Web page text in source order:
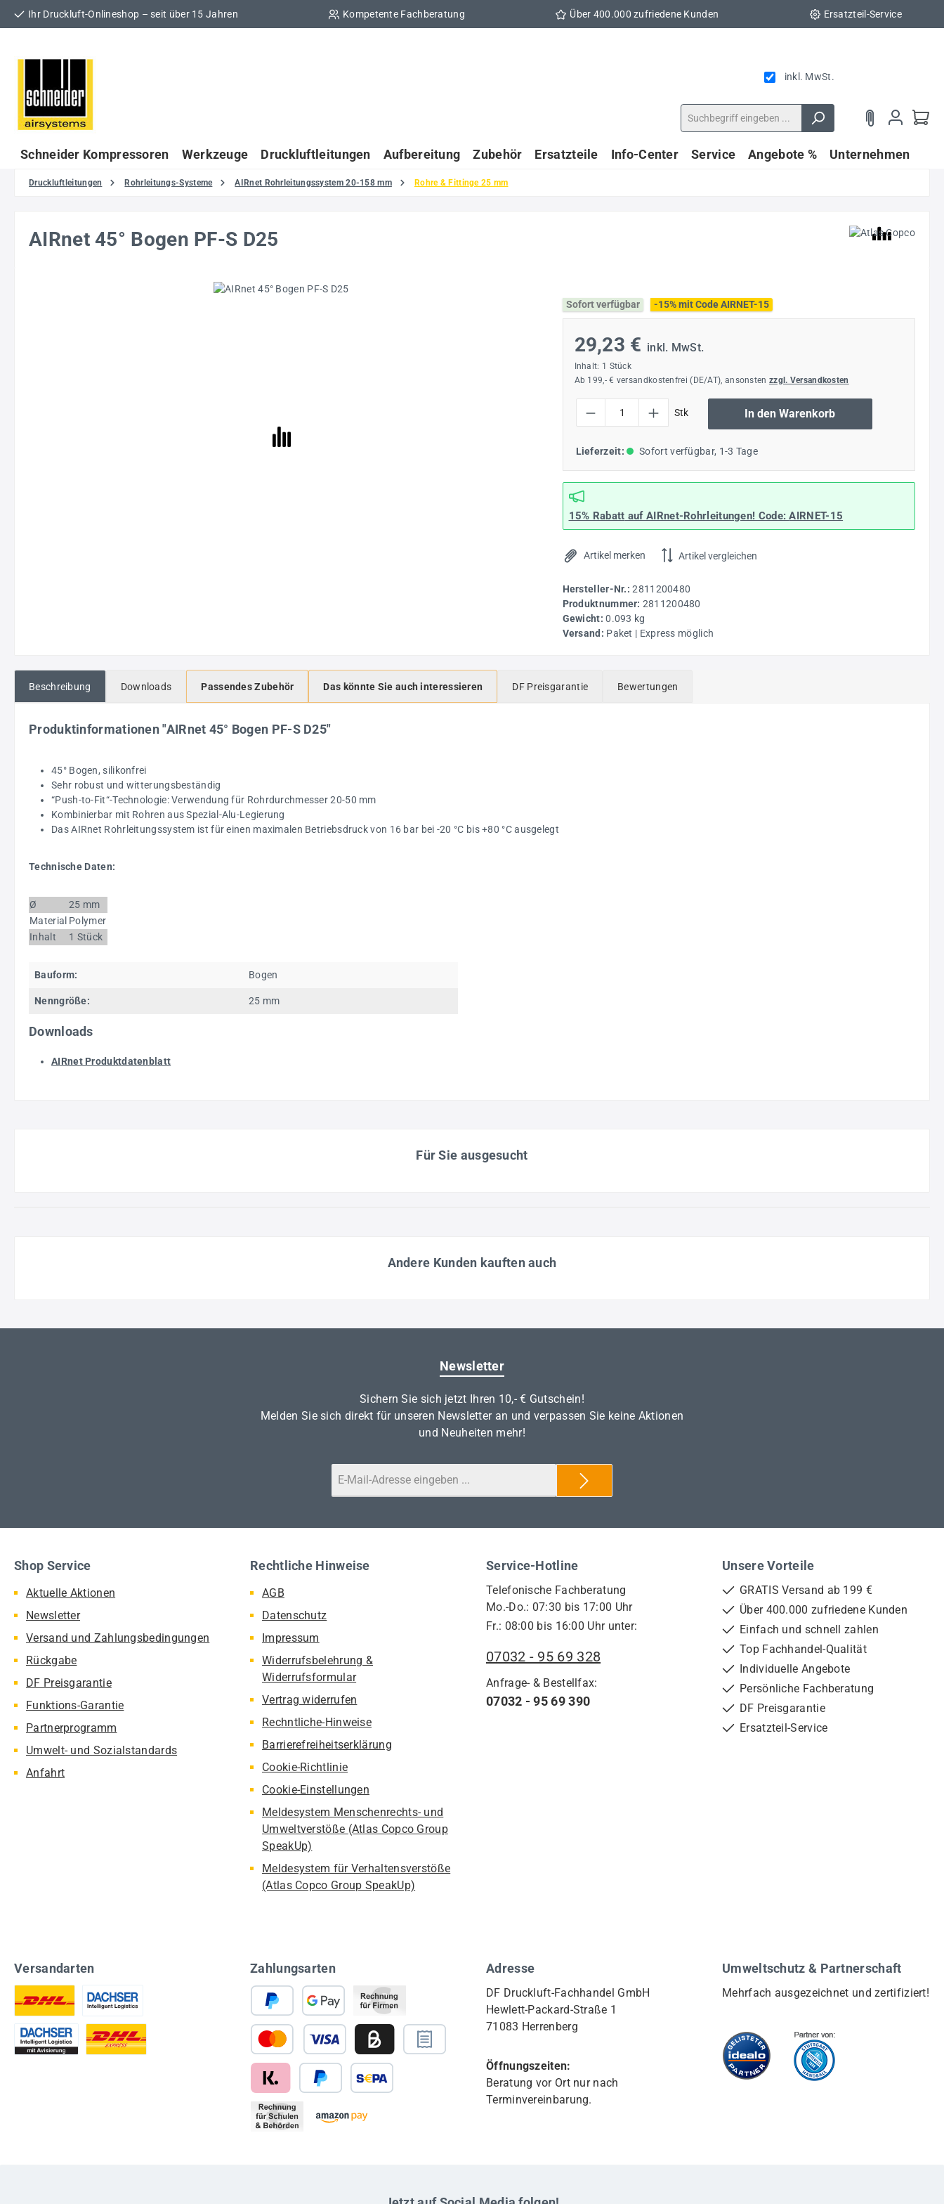
Hauptinhalt springen
Zur Suche springen
Zur Hauptnavigation springen
Ihr Druckluft-Onlineshop – seit über 15 Jahren Kompetente Fachberatung Über 400.000 zufriedene Kunden Ersatzteil-Service
inkl. MwSt.
Schneider Kompressoren Werkzeuge Druckluftleitungen Aufbereitung Zubehör Ersatzteile Info-Center Service Angebote % Unternehmen
Druckluftleitungen Rohrleitungs-Systeme AIRnet Rohrleitungssystem 20-158 mm Rohre & Fittinge 25 mm
AIRnet 45° Bogen PF-S D25
Sofort verfügbar
-15% mit Code AIRNET-15
29,23 € inkl. MwSt.
Inhalt: 1 Stück
Ab 199,- € versandkostenfrei (DE/AT), ansonsten zzgl. Versandkosten
Stk In den Warenkorb
Lieferzeit: Sofort verfügbar, 1-3 Tage
15% Rabatt auf AIRnet-Rohrleitungen! Code:AIRNET-15
Artikel merken Artikel vergleichen
Hersteller-Nr.:2811200480
Produktnummer: 2811200480
Gewicht:0.093 kg
Versand: Paket | Express möglich
Beschreibung Downloads Passendes Zubehör Das könnte Sie auch interessieren DF Preisgarantie Bewertungen
Produktinformationen "AIRnet 45° Bogen PF-S D25"
45° Bogen, silikonfrei
Sehr robust und witterungsbeständig
“Push-to-Fit“-Technologie: Verwendung für Rohrdurchmesser 20-50 mm
Kombinierbar mit Rohren aus Spezial-Alu-Legierung
Das AIRnet Rohrleitungssystem ist für einen maximalen Betriebsdruck von 16 bar bei -20 °C bis +80 °C ausgelegt
Technische Daten:
Ø
25 mm
Material Polymer
Inhalt
1 Stück
Bauform: Bogen
Nenngröße: 25 mm
Downloads
AIRnet Produktdatenblatt
Für Sie ausgesucht
Andere Kunden kauften auch
Newsletter
Sichern Sie sich jetzt Ihren 10,- € Gutschein!
Melden Sie sich direkt für unseren Newsletter an und verpassen Sie keine Aktionen
und Neuheiten mehr!
Service-Hotline
Telefonische Fachberatung
Mo.-Do.: 07:30 bis 17:00 Uhr
Fr.: 08:00 bis 16:00 Uhr unter:
07032 - 95 69 328
Anfrage- & Bestellfax:
07032 - 95 69 390
Shop Service
Aktuelle Aktionen
Newsletter
Versand und Zahlungsbedingungen
Rückgabe
DF Preisgarantie
Funktions-Garantie
Partnerprogramm
Umwelt- und Sozialstandards
Anfahrt
Rechtliche Hinweise
AGB
Datenschutz
Impressum
Widerrufsbelehrung &
Widerrufsformular
Vertrag widerrufen
Rechntliche-Hinweise
Barrierefreiheitserklärung
Cookie-Richtlinie
Cookie-Einstellungen
Meldesystem Menschenrechts- und
Umweltverstöße (Atlas Copco Group
SpeakUp)
Meldesystem für Verhaltensverstöße
(Atlas Copco Group SpeakUp)
Unsere Vorteile
GRATIS Versand ab 199 €
Über 400.000 zufriedene Kunden
Einfach und schnell zahlen
Top Fachhandel-Qualität
Individuelle Angebote
Persönliche Fachberatung
DF Preisgarantie
Ersatzteil-Service
Versandarten Zahlungsarten Adresse
DF Druckluft-Fachhandel GmbH
Hewlett-Packard-Straße 1
71083 Herrenberg
Öffnungszeiten:
Beratung vor Ort nur nach
Terminvereinbarung.
Umweltschutz & Partnerschaft
Mehrfach ausgezeichnet und zertifiziert!